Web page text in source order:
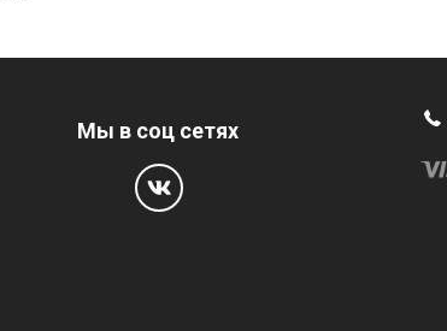
Мы в соц сетях